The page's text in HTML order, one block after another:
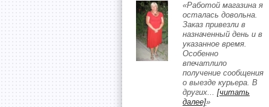
«Работой магазина я
осталась довольна.
Заказ привезли в
назначенный день и в
указанное время.
Особенно
впечатлило
получение сообщения
о выезде курьера. В
других... [читать
далее]»